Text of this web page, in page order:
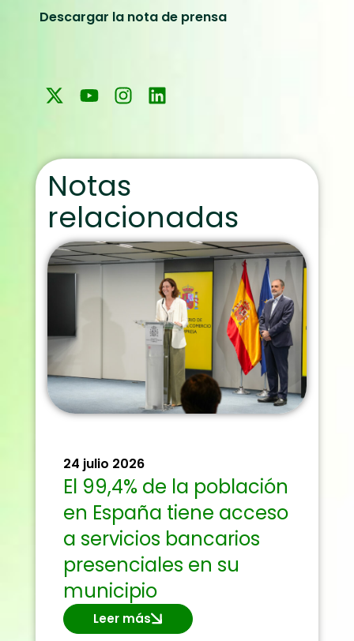
Descargar la nota de prensa
Notas
relacionadas
24 julio 2026
El 99,4% de la población
en España tiene acceso
a servicios bancarios
presenciales en su
municipio
Leer más